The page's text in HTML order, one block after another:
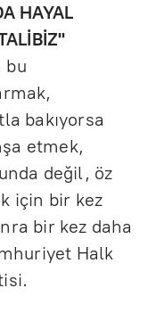
HAYAL
bu
bakıyorsa
etmek,
değil, öz
için bir kez
bir kez daha
Halk